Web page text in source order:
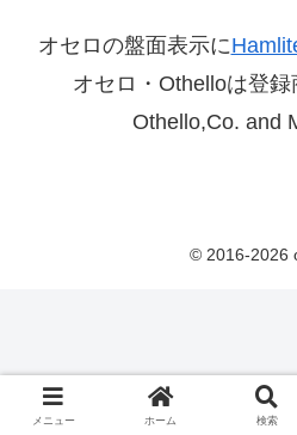
オセロの盤面表示に
オセロ・Othelloは登
Othello,Co. and
© 2016-2026
メニュー ホーム 検索